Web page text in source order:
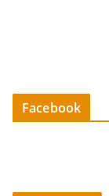
Facebook